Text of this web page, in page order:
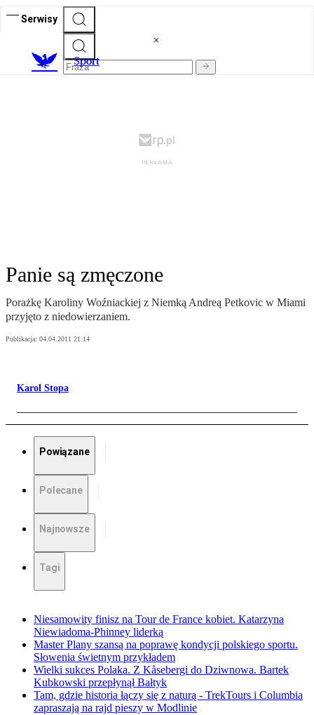
Serwisy
Sport
Panie są zmęczone
Porażkę Karoliny Woźniackiej z Niemką Andreą Petkovic w Miami
przyjęto z niedowierzaniem.
Publikacja: 04.04.2011 21:14
Karol Stopa
Powiązane
Polecane
Najnowsze
Tagi
Niesamowity finisz na Tour de France kobiet. Katarzyna
Niewiadoma-Phinney liderką
Master Plany szansą na poprawę kondycji polskiego sportu.
Słowenia świetnym przykładem
Wielki sukces Polaka. Z Kåsebergi do Dziwnowa. Bartek
Kubkowski przepłynął Bałtyk
Tam, gdzie historia łączy się z naturą - TrekTours i Columbia
zapraszają na rajd pieszy w Modlinie